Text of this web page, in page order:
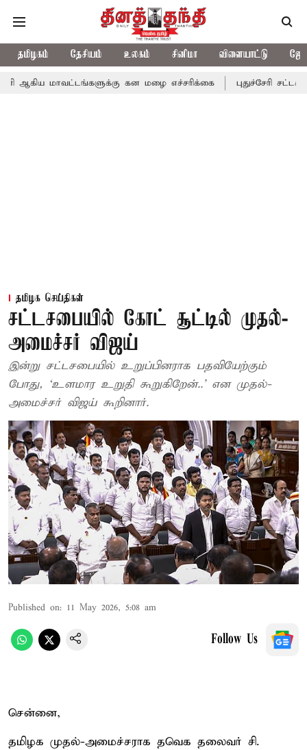
தமிழகம் தேசியம் உலகம் சினிமா விளையாட்டு
கன மழை எச்சரிக்கை புதுச்சேரி சட்டசபையில்
தமிழக செய்திகள்
சட்டசபையில் கோட் சூட்டில் முதல்-
அமைச்சர் விஜய்
இன்று சட்டசபையில் உறுப்பினராக பதவியேற்கும்
போது, ‘உளமார உறுதி கூறுகிறேன்..’ என முதல்-
அமைச்சர் விஜய் கூறினார்.
Published on: 11 May 2026, 5:08 am
Follow Us
சென்னை,
தமிழக முதல்-அமைச்சராக தவெக தலைவர் சி.